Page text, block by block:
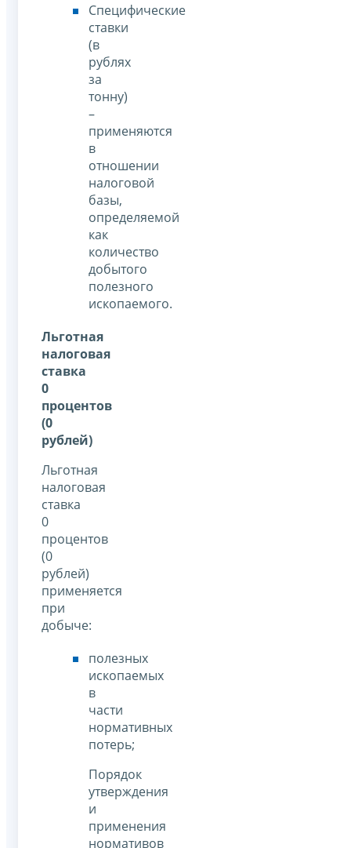
Специфические
ставки
(в
рублях
за
тонну)
–
применяются
в
отношении
налоговой
базы,
определяемой
как
количество
добытого
полезного
ископаемого.
Льготная
налоговая
ставка
0
процентов
(0
рублей)
Льготная
налоговая
ставка
0
процентов
(0
рублей)
применяется
при
добыче:
полезных
ископаемых
в
части
нормативных
потерь;
Порядок
утверждения
и
применения
нормативов